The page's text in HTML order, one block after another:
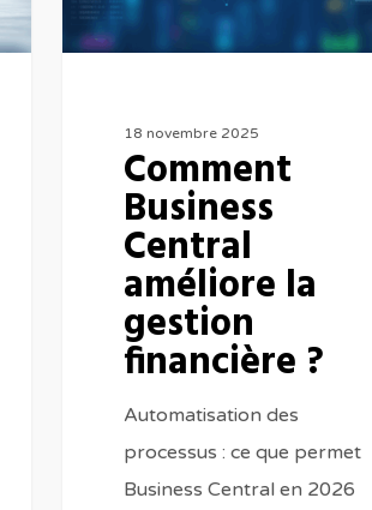
gestion
financière
18 novembre 2025
Comment
Business
Central
améliore la
gestion
financière ?
Automatisation des
processus : ce que permet
Business Central en 2026